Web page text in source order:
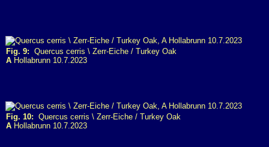
Fig. 9: Quercus cerris \ Zerr-Eiche / Turkey Oak
A Hollabrunn 10.7.2023
Fig. 10: Quercus cerris \ Zerr-Eiche / Turkey Oak
A Hollabrunn 10.7.2023